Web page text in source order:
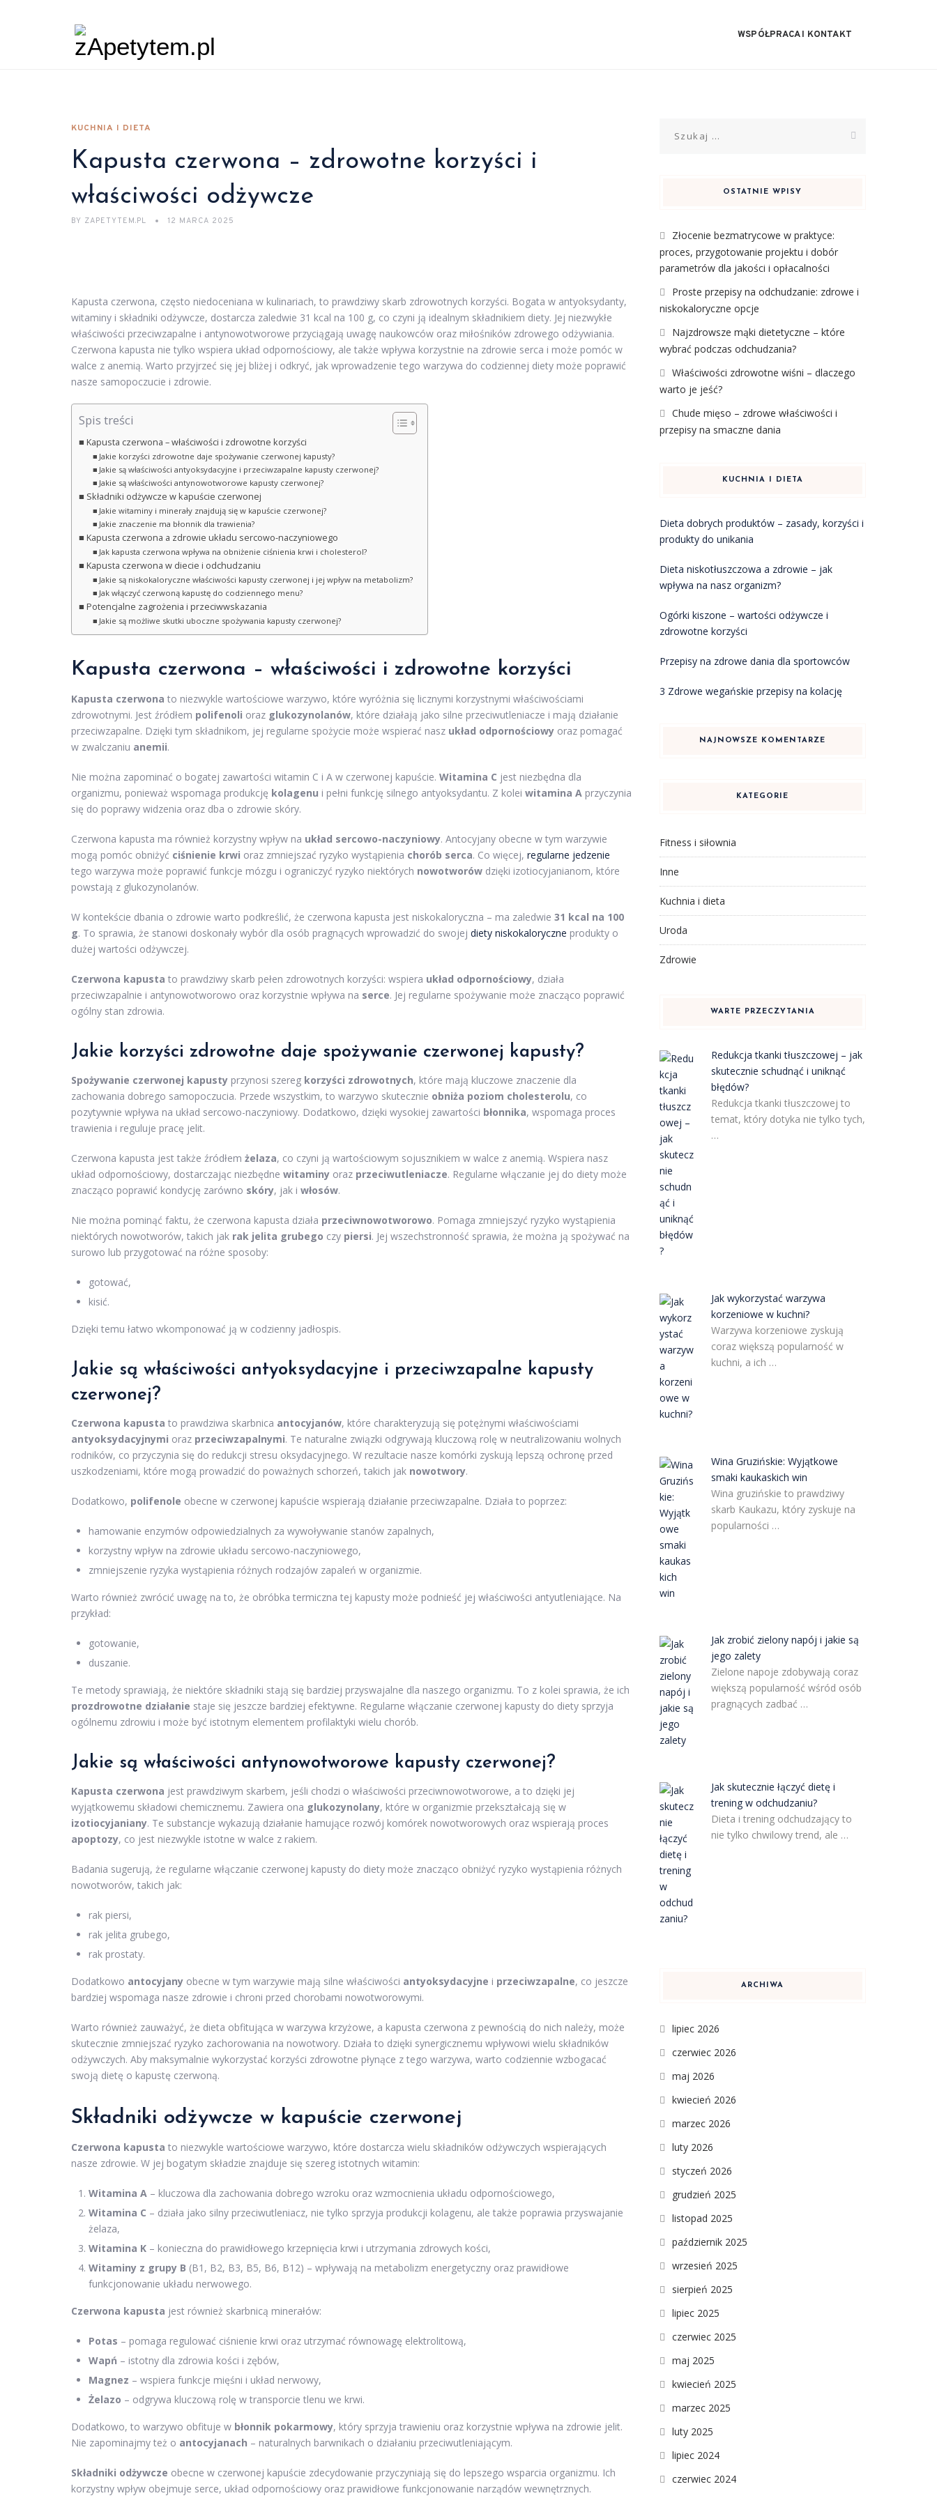
WSPÓŁPRACA I KONTAKT
KUCHNIA I DIETA
Kapusta czerwona – zdrowotne korzyści i
właściwości odżywcze
BY ZAPETYTEM.PL 12 MARCA 2025
Kapusta czerwona, często niedoceniana w kulinariach, to prawdziwy skarb zdrowotnych korzyści. Bogata w antyoksydanty,
witaminy i składniki odżywcze, dostarcza zaledwie 31 kcal na 100 g, co czyni ją idealnym składnikiem diety. Jej niezwykłe
właściwości przeciwzapalne i antynowotworowe przyciągają uwagę naukowców oraz miłośników zdrowego odżywiania.
Czerwona kapusta nie tylko wspiera układ odpornościowy, ale także wpływa korzystnie na zdrowie serca i może pomóc w
walce z anemią. Warto przyjrzeć się jej bliżej i odkryć, jak wprowadzenie tego warzywa do codziennej diety może poprawić
nasze samopoczucie i zdrowie.
Spis treści
Kapusta czerwona – właściwości i zdrowotne korzyści
Jakie korzyści zdrowotne daje spożywanie czerwonej kapusty?
Jakie są właściwości antyoksydacyjne i przeciwzapalne kapusty czerwonej?
Jakie są właściwości antynowotworowe kapusty czerwonej?
Składniki odżywcze w kapuście czerwonej
Jakie witaminy i minerały znajdują się w kapuście czerwonej?
Jakie znaczenie ma błonnik dla trawienia?
Kapusta czerwona a zdrowie układu sercowo-naczyniowego
Jak kapusta czerwona wpływa na obniżenie ciśnienia krwi i cholesterol?
Kapusta czerwona w diecie i odchudzaniu
Jakie są niskokaloryczne właściwości kapusty czerwonej i jej wpływ na metabolizm?
Jak włączyć czerwoną kapustę do codziennego menu?
Potencjalne zagrożenia i przeciwwskazania
Jakie są możliwe skutki uboczne spożywania kapusty czerwonej?
Kapusta czerwona – właściwości i zdrowotne korzyści
Kapusta czerwona to niezwykle wartościowe warzywo, które wyróżnia się licznymi korzystnymi właściwościami
zdrowotnymi. Jest źródłem polifenoli oraz glukozynolanów, które działają jako silne przeciwutleniacze i mają działanie
przeciwzapalne. Dzięki tym składnikom, jej regularne spożycie może wspierać nasz układ odpornościowy oraz pomagać
w zwalczaniu anemii.
Nie można zapominać o bogatej zawartości witamin C i A w czerwonej kapuście. Witamina C jest niezbędna dla
organizmu, ponieważ wspomaga produkcję kolagenu i pełni funkcję silnego antyoksydantu. Z kolei witamina A przyczynia
się do poprawy widzenia oraz dba o zdrowie skóry.
Czerwona kapusta ma również korzystny wpływ na układ sercowo-naczyniowy. Antocyjany obecne w tym warzywie
mogą pomóc obniżyć ciśnienie krwi oraz zmniejszać ryzyko wystąpienia chorób serca. Co więcej, regularne jedzenie
tego warzywa może poprawić funkcje mózgu i ograniczyć ryzyko niektórych nowotworów dzięki izotiocyjanianom, które
powstają z glukozynolanów.
W kontekście dbania o zdrowie warto podkreślić, że czerwona kapusta jest niskokaloryczna – ma zaledwie 31 kcal na 100
g. To sprawia, że stanowi doskonały wybór dla osób pragnących wprowadzić do swojej diety niskokaloryczne produkty o
dużej wartości odżywczej.
Czerwona kapusta to prawdziwy skarb pełen zdrowotnych korzyści: wspiera układ odpornościowy, działa
przeciwzapalnie i antynowotworowo oraz korzystnie wpływa na serce. Jej regularne spożywanie może znacząco poprawić
ogólny stan zdrowia.
Jakie korzyści zdrowotne daje spożywanie czerwonej kapusty?
Spożywanie czerwonej kapusty przynosi szereg korzyści zdrowotnych, które mają kluczowe znaczenie dla
zachowania dobrego samopoczucia. Przede wszystkim, to warzywo skutecznie obniża poziom cholesterolu, co
pozytywnie wpływa na układ sercowo-naczyniowy. Dodatkowo, dzięki wysokiej zawartości błonnika, wspomaga proces
trawienia i reguluje pracę jelit.
Czerwona kapusta jest także źródłem żelaza, co czyni ją wartościowym sojusznikiem w walce z anemią. Wspiera nasz
układ odpornościowy, dostarczając niezbędne witaminy oraz przeciwutleniacze. Regularne włączanie jej do diety może
znacząco poprawić kondycję zarówno skóry, jak i włosów.
Nie można pominąć faktu, że czerwona kapusta działa przeciwnowotworowo. Pomaga zmniejszyć ryzyko wystąpienia
niektórych nowotworów, takich jak rak jelita grubego czy piersi. Jej wszechstronność sprawia, że można ją spożywać na
surowo lub przygotować na różne sposoby:
gotować,
kisić.
Dzięki temu łatwo wkomponować ją w codzienny jadłospis.
Jakie są właściwości antyoksydacyjne i przeciwzapalne kapusty
czerwonej?
Czerwona kapusta to prawdziwa skarbnica antocyjanów, które charakteryzują się potężnymi właściwościami
antyoksydacyjnymi oraz przeciwzapalnymi. Te naturalne związki odgrywają kluczową rolę w neutralizowaniu wolnych
rodników, co przyczynia się do redukcji stresu oksydacyjnego. W rezultacie nasze komórki zyskują lepszą ochronę przed
uszkodzeniami, które mogą prowadzić do poważnych schorzeń, takich jak nowotwory.
Dodatkowo, polifenole obecne w czerwonej kapuście wspierają działanie przeciwzapalne. Działa to poprzez:
hamowanie enzymów odpowiedzialnych za wywoływanie stanów zapalnych,
korzystny wpływ na zdrowie układu sercowo-naczyniowego,
zmniejszenie ryzyka wystąpienia różnych rodzajów zapaleń w organizmie.
Warto również zwrócić uwagę na to, że obróbka termiczna tej kapusty może podnieść jej właściwości antyutleniające. Na
przykład:
gotowanie,
duszanie.
Te metody sprawiają, że niektóre składniki stają się bardziej przyswajalne dla naszego organizmu. To z kolei sprawia, że ich
prozdrowotne działanie staje się jeszcze bardziej efektywne. Regularne włączanie czerwonej kapusty do diety sprzyja
ogólnemu zdrowiu i może być istotnym elementem profilaktyki wielu chorób.
Jakie są właściwości antynowotworowe kapusty czerwonej?
Kapusta czerwona jest prawdziwym skarbem, jeśli chodzi o właściwości przeciwnowotworowe, a to dzięki jej
wyjątkowemu składowi chemicznemu. Zawiera ona glukozynolany, które w organizmie przekształcają się w
izotiocyjaniany. Te substancje wykazują działanie hamujące rozwój komórek nowotworowych oraz wspierają proces
apoptozy, co jest niezwykle istotne w walce z rakiem.
Badania sugerują, że regularne włączanie czerwonej kapusty do diety może znacząco obniżyć ryzyko wystąpienia różnych
nowotworów, takich jak:
rak piersi,
rak jelita grubego,
rak prostaty.
Dodatkowo antocyjany obecne w tym warzywie mają silne właściwości antyoksydacyjne i przeciwzapalne, co jeszcze
bardziej wspomaga nasze zdrowie i chroni przed chorobami nowotworowymi.
Warto również zauważyć, że dieta obfitująca w warzywa krzyżowe, a kapusta czerwona z pewnością do nich należy, może
skutecznie zmniejszać ryzyko zachorowania na nowotwory. Działa to dzięki synergicznemu wpływowi wielu składników
odżywczych. Aby maksymalnie wykorzystać korzyści zdrowotne płynące z tego warzywa, warto codziennie wzbogacać
swoją dietę o kapustę czerwoną.
Składniki odżywcze w kapuście czerwonej
Czerwona kapusta to niezwykle wartościowe warzywo, które dostarcza wielu składników odżywczych wspierających
nasze zdrowie. W jej bogatym składzie znajduje się szereg istotnych witamin:
Witamina A – kluczowa dla zachowania dobrego wzroku oraz wzmocnienia układu odpornościowego,
Witamina C – działa jako silny przeciwutleniacz, nie tylko sprzyja produkcji kolagenu, ale także poprawia przyswajanie
żelaza,
Witamina K – konieczna do prawidłowego krzepnięcia krwi i utrzymania zdrowych kości,
Witaminy z grupy B (B1, B2, B3, B5, B6, B12) – wpływają na metabolizm energetyczny oraz prawidłowe
funkcjonowanie układu nerwowego.
Czerwona kapusta jest również skarbnicą minerałów:
Potas – pomaga regulować ciśnienie krwi oraz utrzymać równowagę elektrolitową,
Wapń – istotny dla zdrowia kości i zębów,
Magnez – wspiera funkcje mięśni i układ nerwowy,
Żelazo – odgrywa kluczową rolę w transporcie tlenu we krwi.
Dodatkowo, to warzywo obfituje w błonnik pokarmowy, który sprzyja trawieniu oraz korzystnie wpływa na zdrowie jelit.
Nie zapominajmy też o antocyjanach – naturalnych barwnikach o działaniu przeciwutleniającym.
Składniki odżywcze obecne w czerwonej kapuście zdecydowanie przyczyniają się do lepszego wsparcia organizmu. Ich
korzystny wpływ obejmuje serce, układ odpornościowy oraz prawidłowe funkcjonowanie narządów wewnętrznych.
OSTATNIE WPISY
Złocenie bezmatrycowe w praktyce:
proces, przygotowanie projektu i dobór
parametrów dla jakości i opłacalności
Proste przepisy na odchudzanie: zdrowe i
niskokaloryczne opcje
Najzdrowsze mąki dietetyczne – które
wybrać podczas odchudzania?
Właściwości zdrowotne wiśni – dlaczego
warto je jeść?
Chude mięso – zdrowe właściwości i
przepisy na smaczne dania
KUCHNIA I DIETA
Dieta dobrych produktów – zasady, korzyści i
produkty do unikania
Dieta niskotłuszczowa a zdrowie – jak
wpływa na nasz organizm?
Ogórki kiszone – wartości odżywcze i
zdrowotne korzyści
Przepisy na zdrowe dania dla sportowców
3 Zdrowe wegańskie przepisy na kolację
NAJNOWSZE KOMENTARZE
KATEGORIE
Fitness i siłownia
Inne
Kuchnia i dieta
Uroda
Zdrowie
WARTE PRZECZYTANIA
Redukcja tkanki tłuszczowej – jak
skutecznie schudnąć i uniknąć
błędów?
Redukcja tkanki tłuszczowej to
temat, który dotyka nie tylko tych,
…
Jak wykorzystać warzywa
korzeniowe w kuchni?
Warzywa korzeniowe zyskują
coraz większą popularność w
kuchni, a ich …
Wina Gruzińskie: Wyjątkowe
smaki kaukaskich win
Wina gruzińskie to prawdziwy
skarb Kaukazu, który zyskuje na
popularności …
Jak zrobić zielony napój i jakie są
jego zalety
Zielone napoje zdobywają coraz
większą popularność wśród osób
pragnących zadbać …
Jak skutecznie łączyć dietę i
trening w odchudzaniu?
Dieta i trening odchudzający to
nie tylko chwilowy trend, ale …
ARCHIWA
lipiec 2026
czerwiec 2026
maj 2026
kwiecień 2026
marzec 2026
luty 2026
styczeń 2026
grudzień 2025
listopad 2025
październik 2025
wrzesień 2025
sierpień 2025
lipiec 2025
czerwiec 2025
maj 2025
kwiecień 2025
marzec 2025
luty 2025
lipiec 2024
czerwiec 2024